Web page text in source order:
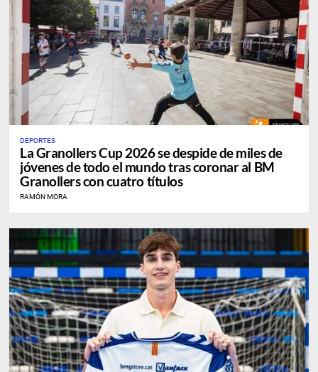
DEPORTES
La Granollers Cup 2026 se despide de miles de
jóvenes de todo el mundo tras coronar al BM
Granollers con cuatro títulos
RAMÓN MORA